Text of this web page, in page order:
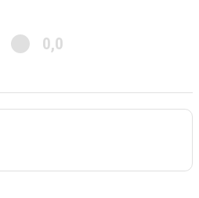
0,0